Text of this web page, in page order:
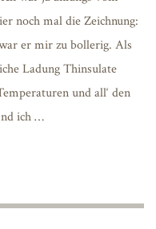
noch mal die Zeichnung:
er mir zu bollerig. Als
Ladung Thinsulate
und all‘ den
ich …